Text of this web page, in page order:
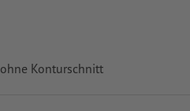
ohne Konturschnitt